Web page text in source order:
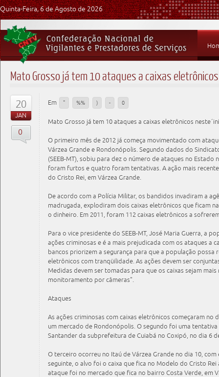
Quinta-Feira, 6 de Agosto de 2026
Mato Grosso já tem 10 ataques a caixas
20
JAN
0
Em " %% ) - 0
Mato Grosso já tem 10 ataques a caixas eletrônicos
O primeiro mês de 2012 já começa movimentado com
Várzea Grande e Rondonópolis. Segundo dados do
(SEEB-MT), sobiu para dez o número de ataques no Estado
foram furtos e quatro foram tentativas. A ação mais
do Cristo Rei, em Várzea Grande.
De acordo com a Polícia Militar, os bandidos invadiram a
madrugada, explodiram dois caixas eletrônicos que ficam
o dinheiro. Em 2011, foram 112 caixas eletrônicos a
Para o vice presidente do SEEB-MT, José Maria Guerra, a
ações criminosas e é a mais prejudicada com os ataques a
bancos priorizem a segurança para que a população possa
eletrônicos com tranqüilidade. As ações devem ser
Medidas devem ser tomadas para que os caixas sejam
monitoramento por câmeras".
Ataques
As ações criminosas com caixas eletrônicos começaram no
um mercado de Rondonópolis. O segundo foi uma
Santander da subprefeitura de Cuiabá no Coxipó, no dia 6
O terceiro ocorreu no Itaú de Várzea Grande no dia 10,
seguinte, o alvo foi o caixa que fica no Modelo do Cristo
ataque foi no mercado que fica no bairro Costa Verde, em